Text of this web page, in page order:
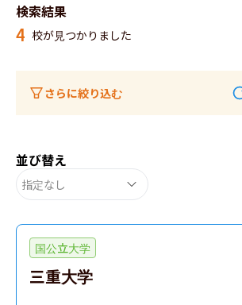
検索結果
4 校が見つかりました
さらに絞り込む
並び替え
指定なし
国公立大学
三重大学